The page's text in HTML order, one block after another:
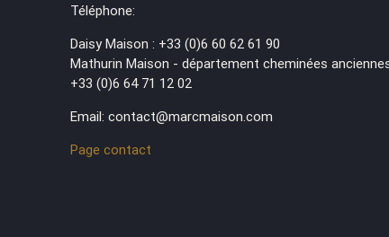
Téléphone:
Daisy Maison : +33 (0)6 60 62 61 90
Mathurin Maison - département cheminées
+33 (0)6 64 71 12 02
Email: contact@marcmaison.com
Page contact